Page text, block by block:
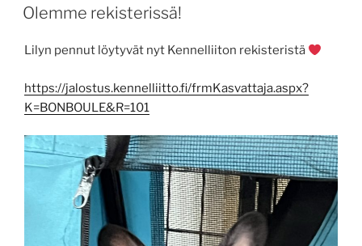
Olemme rekisterissä!
Lilyn pennut löytyvät nyt Kennelliiton rekisteristä
https://jalostus.kennelliitto.fi/frmKasvattaja.aspx?
K=BONBOULE&R=101